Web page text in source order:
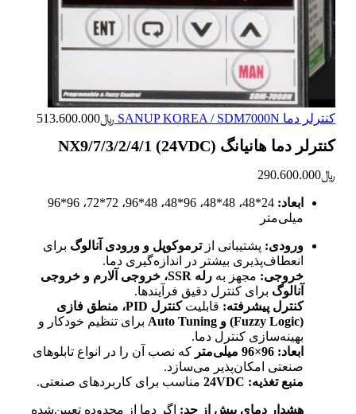
کنترلر دما SANUP KOREA / SDM7000N ﷼513.600.000
کنترلر دما هانیانگ NX9/7/3/2/4/1 (24VDC)
﷼290.600.000
ابعاد:
24*48، 48*48، 96*48، 48*96، 72*72، 96*96
میلی‌متر
ورودی: پشتیبانی ازترموکوپل و ورودی آنالوگ برای
انعطاف‌پذیری بیشتر در اندازه‌گیری دما.
خروجی: مجهز به
رله SSR، خروجی آلارم و خروجی
آنالوگ برای کنترل دقیق فرآیندها.
کنترل پیشرفته: قابلیت
کنترل PID، منطق فازی
(Fuzzy Logic) و Auto Tuning
برای تنظیم خودکار و
بهینه‌سازی کنترل دما.
ابعاد: 96×96 میلی‌متر
که نصب آن را در انواع تابلوهای
صنعتی امکان‌پذیر می‌سازد.
منبع تغذیه: 24VDC مناسب برای کاربردهای صنعتی.
هشدار دمای بیش از حد: اگر دما از محدوده تعیین‌شده